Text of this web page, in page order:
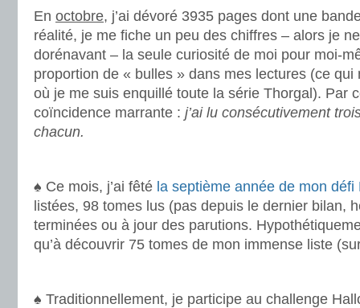
En octobre, j’ai dévoré 3935 pages dont une
réalité, je me fiche un peu des chiffres – alors je
dorénavant – la seule curiosité de moi pour moi-
proportion de « bulles » dans mes lectures (ce qui
où je me suis enquillé toute la série Thorgal). Par
coïncidence marrante : j’ai lu consécutivement
chacun.
♠ Ce mois, j’ai fêté la septième année de mon défi
listées, 98 tomes lus (pas depuis le dernier bilan,
terminées ou à jour des parutions.
qu’à découvrir 75 tomes de mon immense liste
♠ Traditionnellement, je participe au challenge